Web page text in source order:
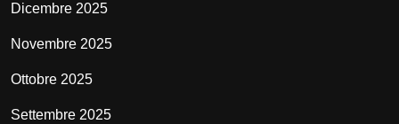
Dicembre 2025
Novembre 2025
Ottobre 2025
Settembre 2025